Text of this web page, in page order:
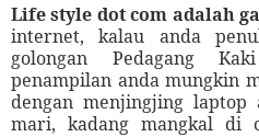
Life style dot com adalah
internet, kalau anda
golongan Pedagang
penampilan anda mungkin
dengan menjingjing laptop
mari, kadang mangkal di